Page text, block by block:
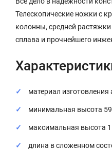
Телескопические ножки с
колонны, средней растяжки
сплава и прочнейшего
материал
минимальная высота
максимальная высота
длина в сложенном